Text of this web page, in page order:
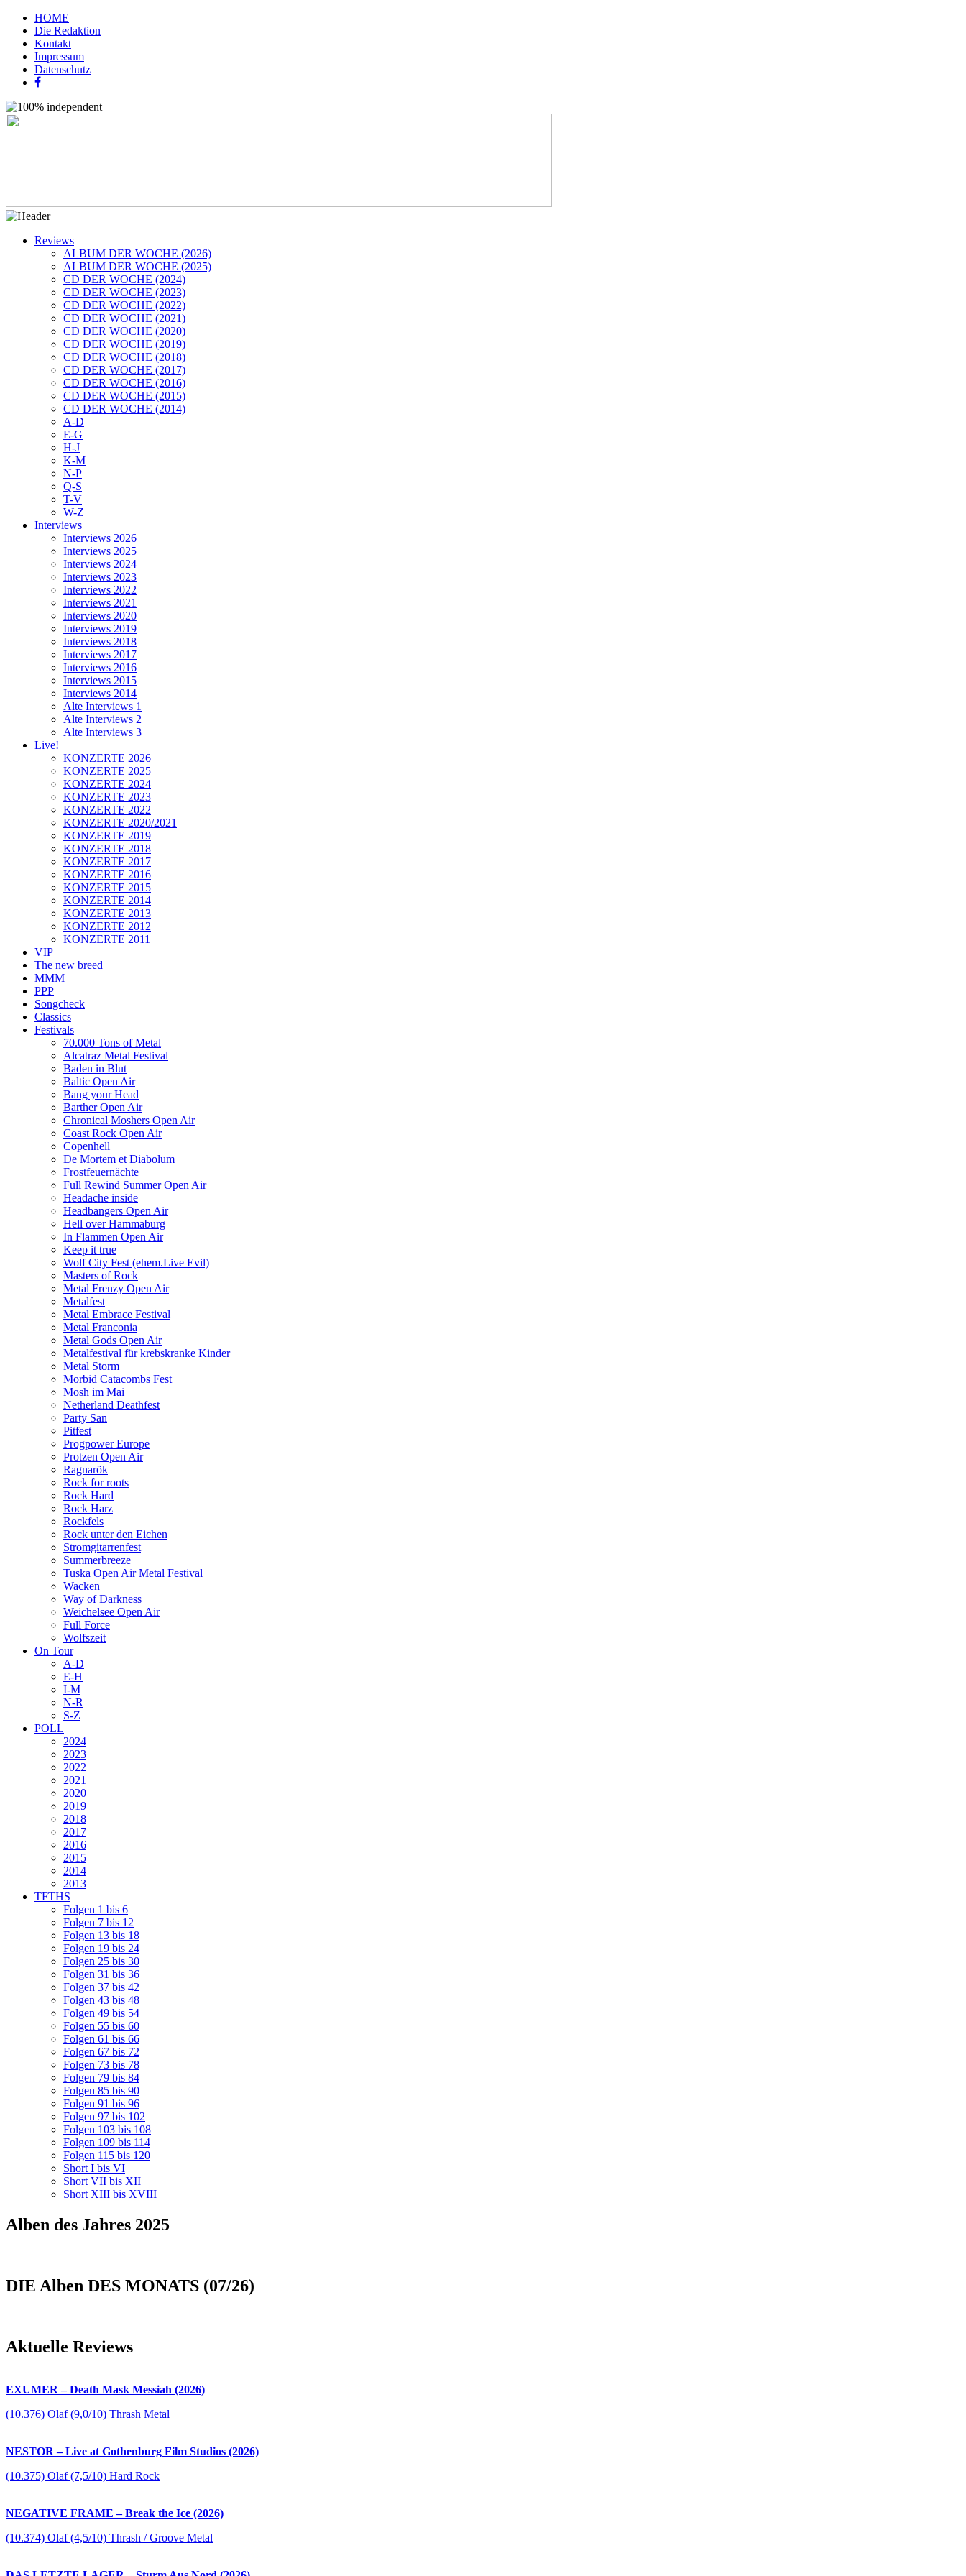
HOME
Die Redaktion
Kontakt
Impressum
Datenschutz
Reviews
ALBUM DER WOCHE (2026)
ALBUM DER WOCHE (2025)
CD DER WOCHE (2024)
CD DER WOCHE (2023)
CD DER WOCHE (2022)
CD DER WOCHE (2021)
CD DER WOCHE (2020)
CD DER WOCHE (2019)
CD DER WOCHE (2018)
CD DER WOCHE (2017)
CD DER WOCHE (2016)
CD DER WOCHE (2015)
CD DER WOCHE (2014)
A-D
E-G
H-J
K-M
N-P
Q-S
T-V
W-Z
Interviews
Interviews 2026
Interviews 2025
Interviews 2024
Interviews 2023
Interviews 2022
Interviews 2021
Interviews 2020
Interviews 2019
Interviews 2018
Interviews 2017
Interviews 2016
Interviews 2015
Interviews 2014
Alte Interviews 1
Alte Interviews 2
Alte Interviews 3
Live!
KONZERTE 2026
KONZERTE 2025
KONZERTE 2024
KONZERTE 2023
KONZERTE 2022
KONZERTE 2020/2021
KONZERTE 2019
KONZERTE 2018
KONZERTE 2017
KONZERTE 2016
KONZERTE 2015
KONZERTE 2014
KONZERTE 2013
KONZERTE 2012
KONZERTE 2011
VIP
The new breed
MMM
PPP
Songcheck
Classics
Festivals
70.000 Tons of Metal
Alcatraz Metal Festival
Baden in Blut
Baltic Open Air
Bang your Head
Barther Open Air
Chronical Moshers Open Air
Coast Rock Open Air
Copenhell
De Mortem et Diabolum
Frostfeuernächte
Full Rewind Summer Open Air
Headache inside
Headbangers Open Air
Hell over Hammaburg
In Flammen Open Air
Keep it true
Wolf City Fest (ehem.Live Evil)
Masters of Rock
Metal Frenzy Open Air
Metalfest
Metal Embrace Festival
Metal Franconia
Metal Gods Open Air
Metalfestival für krebskranke Kinder
Metal Storm
Morbid Catacombs Fest
Mosh im Mai
Netherland Deathfest
Party San
Pitfest
Progpower Europe
Protzen Open Air
Ragnarök
Rock for roots
Rock Hard
Rock Harz
Rockfels
Rock unter den Eichen
Stromgitarrenfest
Summerbreeze
Tuska Open Air Metal Festival
Wacken
Way of Darkness
Weichelsee Open Air
Full Force
Wolfszeit
On Tour
A-D
E-H
I-M
N-R
S-Z
POLL
2024
2023
2022
2021
2020
2019
2018
2017
2016
2015
2014
2013
TFTHS
Folgen 1 bis 6
Folgen 7 bis 12
Folgen 13 bis 18
Folgen 19 bis 24
Folgen 25 bis 30
Folgen 31 bis 36
Folgen 37 bis 42
Folgen 43 bis 48
Folgen 49 bis 54
Folgen 55 bis 60
Folgen 61 bis 66
Folgen 67 bis 72
Folgen 73 bis 78
Folgen 79 bis 84
Folgen 85 bis 90
Folgen 91 bis 96
Folgen 97 bis 102
Folgen 103 bis 108
Folgen 109 bis 114
Folgen 115 bis 120
Short I bis VI
Short VII bis XII
Short XIII bis XVIII
Alben des Jahres 2025
DIE Alben DES MONATS (07/26)
Aktuelle Reviews
EXUMER – Death Mask Messiah (2026)
(10.376) Olaf (9,0/10) Thrash Metal
NESTOR – Live at Gothenburg Film Studios (2026)
(10.375) Olaf (7,5/10) Hard Rock
NEGATIVE FRAME – Break the Ice (2026)
(10.374) Olaf (4,5/10) Thrash / Groove Metal